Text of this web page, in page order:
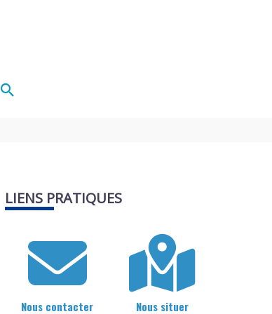
Rechercher
LIENS PRATIQUES
Nous contacter Nous situer